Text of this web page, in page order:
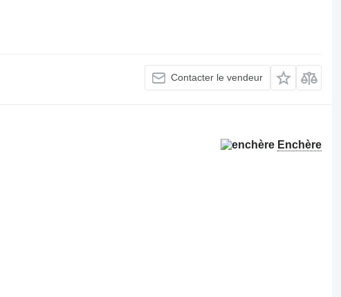
Contacter le vendeur
Enchère